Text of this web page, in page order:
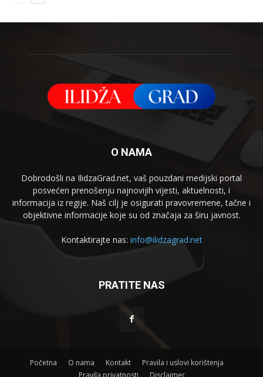
O NAMA
Dobrodošli na IlidzaGrad.net, vaš pouzdani medijski portal
posvećen prenošenju najnovijih vijesti, aktuelnosti, i
informacija iz regije. Naš cilj je osigurati pravovremene, tačne i
objektivne informacije koje su od značaja za širu javnost.
Kontaktirajte nas: info@ilidzagrad.net
PRATITE NAS
Početna O nama Kontakt
Pravila i uslovi korištenja
Pravila privatnosti
Disclaimer